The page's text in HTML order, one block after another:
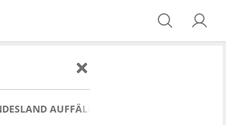
AUFFÄLLIG GEWESEN!